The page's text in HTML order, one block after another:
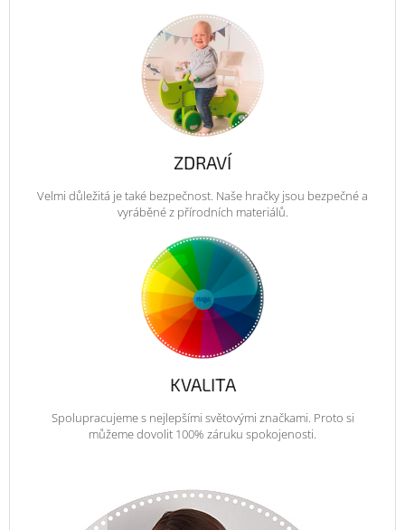
ZDRAVÍ
Velmi důležitá je také bezpečnost. Naše hračky jsou bezpečné a
vyráběné z přírodních materiálů.
KVALITA
Spolupracujeme s nejlepšími světovými značkami. Proto si
můžeme dovolit 100% záruku spokojenosti.